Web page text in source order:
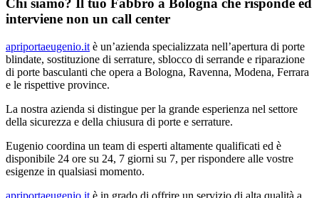
Chi siamo? Il tuo Fabbro a Bologna che risponde ed
interviene non un call center
apriportaeugenio.it è un’azienda specializzata nell’apertura di porte
blindate, sostituzione di serrature, sblocco di serrande e riparazione
di porte basculanti che opera a Bologna, Ravenna, Modena, Ferrara
e le rispettive province.
La nostra azienda si distingue per la grande esperienza nel settore
della sicurezza e della chiusura di porte e serrature.
Eugenio coordina un team di esperti altamente qualificati ed è
disponibile 24 ore su 24, 7 giorni su 7, per rispondere alle vostre
esigenze in qualsiasi momento.
apriportaeugenio.it è in grado di offrire un servizio di alta qualità a